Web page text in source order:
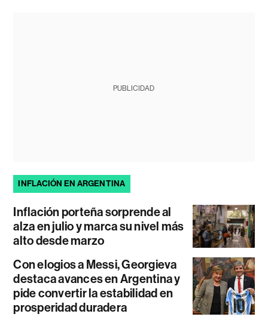
PUBLICIDAD
INFLACIÓN EN ARGENTINA
Inflación porteña sorprende al
alza en julio y marca su nivel más
alto desde marzo
Con elogios a Messi, Georgieva
destaca avances en Argentina y
pide convertir la estabilidad en
prosperidad duradera